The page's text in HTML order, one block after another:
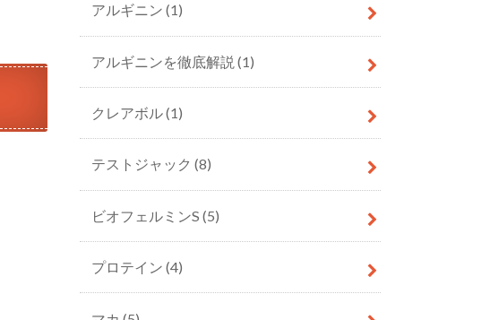
アルギニン (1)
アルギニンを徹底解説 (1)
クレアボル(1)
テストジャック (8)
ビオフェルミンS (5)
プロテイン (4)